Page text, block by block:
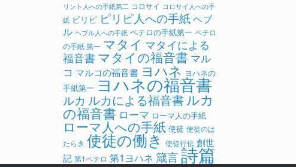
リント人への手紙第二 コロサイ コロサイ人への手
紙 ピリピ ピリピ人への手紙ヘブ
ル ヘブル人への手紙 ペテロの手紙第一 ペテロ
の手紙 第一 マタイ マタイによる
福音書 マタイの福音書 マル
コ マルコの福音書 ヨハネ ヨハネの
手紙第一 ヨハネの福音書
ルカ ルカによる福音書ルカ
の福音書 ローマ ローマ人の手紙
ローマ人への手紙 使徒 使徒のは
たらき 使徒の働き 使徒行伝 創世
記 第1ペテロ 第1ヨハネ 箴言詩篇